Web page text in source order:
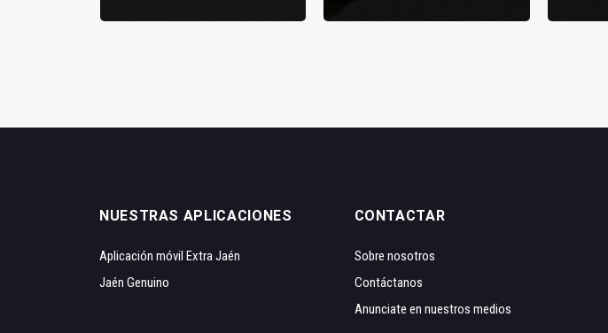
NUESTRAS APLICACIONES
Aplicación móvil Extra Jaén
Jaén Genuino
CONTACTAR
Sobre nosotros
Contáctanos
Anunciate en nuestros medios